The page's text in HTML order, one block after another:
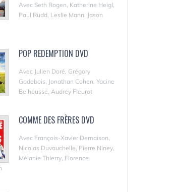
Avec Seth Rogen, Katherine Heigl,
Paul Rudd, Leslie Mann, Jason
POP REDEMPTION DVD
Avec Julien Doré, Grégory
Gadebois, Jonathan Cohen, Yacine
Belhousse, Audrey Fleurot
COMME DES FRÈRES DVD
Avec François-Xavier Demaison,
Nicolas Duvauchelle, Pierre Niney,
Mélanie Thierry, Florence